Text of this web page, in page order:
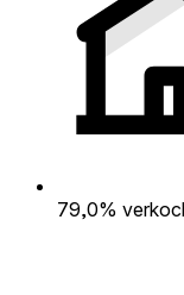
79,0%